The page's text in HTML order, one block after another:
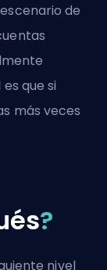
de
que si
más veces
?
nivel